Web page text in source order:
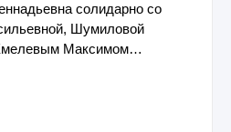
солидарно со
Шумиловой
Максимом